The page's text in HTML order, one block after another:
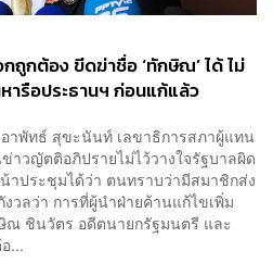
กต้อง ขีดฆ่าชื่อ ‘ทักษิณ’ ได้ ไม่
รือประธานฯ ก่อนแก้แล้ว
าพัทธ์ สุขะนันท์ เลขาธิการสภาผู้แทน
าวญัตติอภิปรายไม่ไว้วางใจรัฐบาลผิด
าประชุมได้ว่า ตนทราบว่ามีสมาชิกส่ง
วลว่า การที่ผู้นำฝ่ายค้านแก้ไขเพิ่ม
ชินวัตร อดีตนายกรัฐมนตรี และ
...